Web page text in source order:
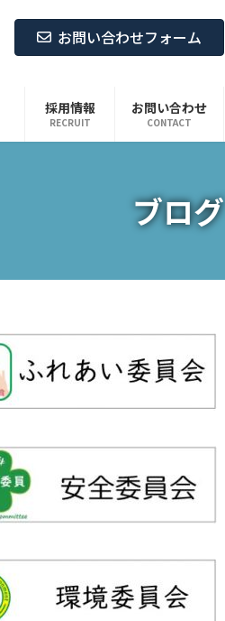
お問い合わせフォーム
採用情報
RECRUIT
お問い合わせ
CONTACT
ブログ